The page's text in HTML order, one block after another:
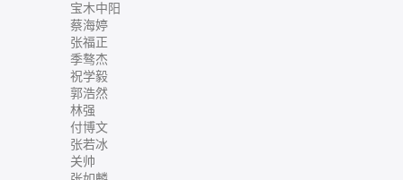
宝木中阳
蔡海婷
张福正
季骜杰
祝学毅
郭浩然
林强
付博文
张若冰
关帅